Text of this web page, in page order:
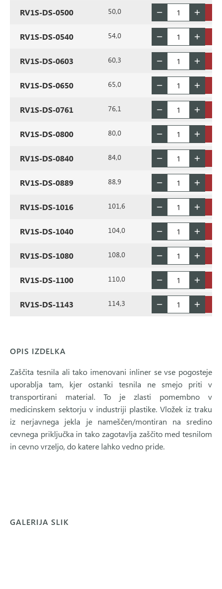
RV1S-DS-0500 50,0
RV1S-DS-0540 54,0
RV1S-DS-0603 60,3
RV1S-DS-0650 65,0
RV1S-DS-0761 76,1
RV1S-DS-0800 80,0
RV1S-DS-0840 84,0
RV1S-DS-0889 88,9
RV1S-DS-1016 101,6
RV1S-DS-1040 104,0
RV1S-DS-1080 108,0
RV1S-DS-1100 110,0
RV1S-DS-1143 114,3
OPIS IZDELKA
Zaščita tesnila ali tako imenovani inliner se vse pogosteje
uporablja tam, kjer ostanki tesnila ne smejo priti v
transportirani material. To je zlasti pomembno v
medicinskem sektorju v industriji plastike. Vložek iz traku
iz nerjavnega jekla je nameščen/montiran na sredino
cevnega priključka in tako zagotavlja zaščito med tesnilom
in cevno vrzeljo, do katere lahko vedno pride.
GALERIJA SLIK